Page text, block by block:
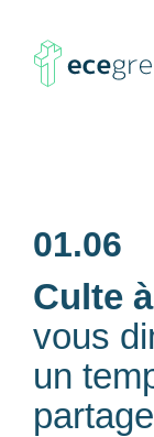
ECE
À propos
01.06
Culte
vous
un